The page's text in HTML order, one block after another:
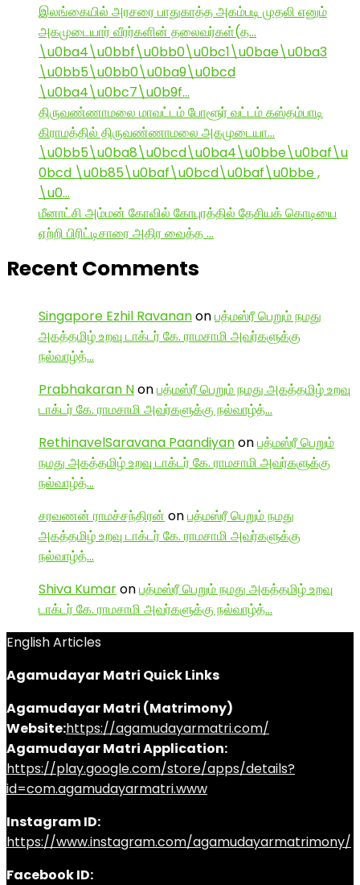
இலங்கையில் அரசரை பாதுகாத்த அகம்படி முதலி எனும்
அகமுடையார் வீரர்களின் தலைவர்கள்(த…
\u0ba4\u0bbf\u0bb0\u0bc1\u0bae\u0ba3
\u0bb5\u0bb0\u0ba9\u0bcd
\u0ba4\u0bc7\u0b9f…
திருவண்ணாமலை மாவட்டம் போளூர் வட்டம் கஸ்தம்பாடி
கிராமத்தில் திருவண்ணாமலை அகமுடையா…
\u0bb5\u0ba8\u0bcd\u0ba4\u0bbe\u0baf\u
0bcd \u0b85\u0baf\u0bcd\u0baf\u0bbe ,
\u0…
மீனாட்சி அம்மன் கோவில் கோபுரத்தில் தேசியக் கொடியை
ஏற்றி பிரிட்டிசாரை அதிர வைத்த …
Recent Comments
Singapore Ezhil Ravananonபத்மஸ்ரீ பெறும் நமது
அகத்தமிழ் உறவு டாக்டர் கே. ராமசாமி அவர்களுக்கு
நல்வாழ்த்…
Prabhakaran Nonபத்மஸ்ரீ பெறும் நமது அகத்தமிழ் உறவு
டாக்டர் கே. ராமசாமி அவர்களுக்கு நல்வாழ்த்…
RethinavelSaravana Paandiyanonபத்மஸ்ரீ பெறும்
நமது அகத்தமிழ் உறவு டாக்டர் கே. ராமசாமி அவர்களுக்கு
நல்வாழ்த்…
சரவணன் ராமச்சந்திரன் onபத்மஸ்ரீ பெறும் நமது
அகத்தமிழ் உறவு டாக்டர் கே. ராமசாமி அவர்களுக்கு
நல்வாழ்த்…
Shiva Kumaronபத்மஸ்ரீ பெறும் நமது அகத்தமிழ் உறவு
டாக்டர் கே. ராமசாமி அவர்களுக்கு நல்வாழ்த்…
English Articles
Agamudayar Matri Quick Links
Agamudayar Matri (Matrimony)
Website:https://agamudayarmatri.com/
Agamudayar Matri Application:
https://play.google.com/store/apps/details?
id=com.agamudayarmatri.www
Instagram ID:
https://www.instagram.com/agamudayarmatrimony/
Facebook ID: